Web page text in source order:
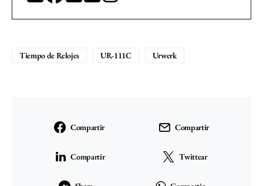
Tiempo de Relojes UR-111C Urwerk
Compartir Compartir
Compartir Twittear